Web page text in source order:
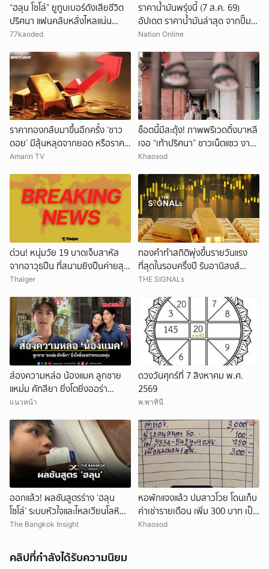
“ฮลุน โซโล่” ยูทูบเบอร์ดังเสียชีวิต
ปริศนา แฟนคลับหลั่งไหลแน่น
กาฬสินธุ์ โรงแรมที่พักเต็ม
77kaoded
ราคาน้ำมันพรุ่งนี้ (7 ส.ค. 69)
อัปเดต ราคาน้ำมันล่าสุด จากปั๊ม
ใหญ่
Nation Online
ราคาทองกลับมาขึ้นอีกครั้ง ‘ชาว
ดอย’ มีลุ้นหลุดจากยอด หรือราคา
จะลงอีก?
Amarin TV
ช็อตนี้มีสะดุ้ง! ภาพพรีเวดดิ้งบาหลี
เจอ “เท้าปริศนา” ชาวเน็ตแซว งาน
แต่งหรือหนังผี
Khaosod
ด่วน! หนุ่มวัย 19 บาดเจ็บสาหัส
จากอาวุธปืน ที่สนามยิงปืนค่ายสุร
นารี โคราช ตำรวจเร่งสอบสาเหตุ
Thaiger
ทองคำทำสถิติพุ่งขึ้นรายวันแรง
ที่สุดในรอบครึ่งปี รับอานิสงส์
ดอลลาร์อ่อนค่า
THE SIGNALs
ส่องความหล่อ น้องแมค ลูกชาย
แหม่ม คัทลียา ยิ่งโตยิ่งออร่า
พระเอกพุ่ง
แนวหน้า
ดวงวันศุกร์ที่ 7 สิงหาคม พ.ศ.
2569
พ.พาทินี
ออกแล้ว! ผลชันสูตรร่าง ‘ฮลุน
โซโล่’ ระบบหัวใจและไหลเวียนโลหิต
ล้มเหลว
The Bangkok Insight
หอพักแจงแล้ว ปมสาวโวย โดนเก็บ
ค่าเช่ารายเดือน เพิ่ม 300 บาท เป็น
ค่าพาเพื่อนมานอน 1 คืน
Khaosod
คลิปที่กำลังได้รับความนิยม